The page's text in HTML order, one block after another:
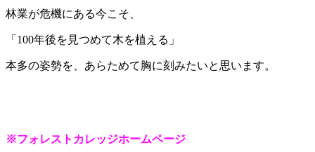
林業が危機にある今こそ、
「100年後を見つめて木を植える」
本多の姿勢を、あらためて胸に刻みたいと思います。
※フォレストカレッジホームページ